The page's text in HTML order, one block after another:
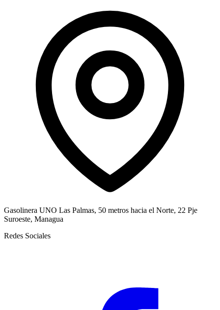
Gasolinera UNO Las Palmas, 50 metros hacia el Norte, 22 Pje
Suroeste, Managua
Redes Sociales